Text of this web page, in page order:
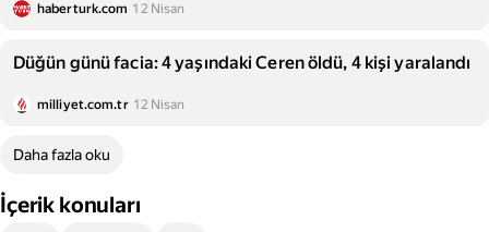
haberturk.com 12 Nisan
Düğün günü facia: 4 yaşındaki Ceren öldü, 4 kişi yaralandı
milliyet.com.tr 12 Nisan
Daha fazla oku
İçerik konuları